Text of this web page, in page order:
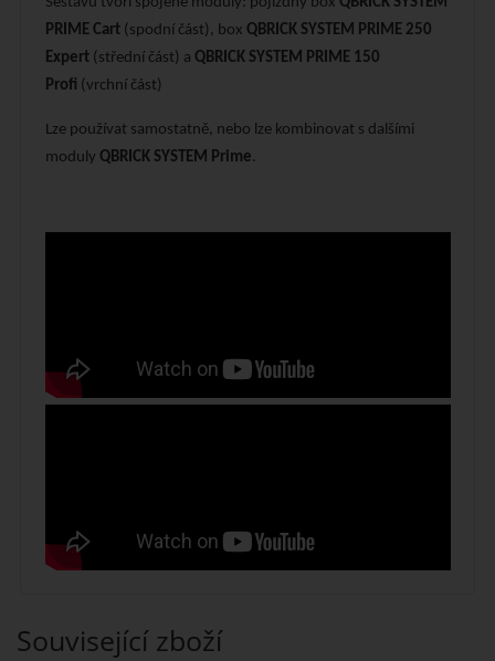
PRIME Cart(spodní část), box QBRICK SYSTEM PRIME 250
Expert(střední část) a QBRICK SYSTEM PRIME 150
Profi (vrchní část)
Lze používat samostatně, nebo lze kombinovat s dalšími
moduly QBRICK SYSTEM Prime.
Související zboží